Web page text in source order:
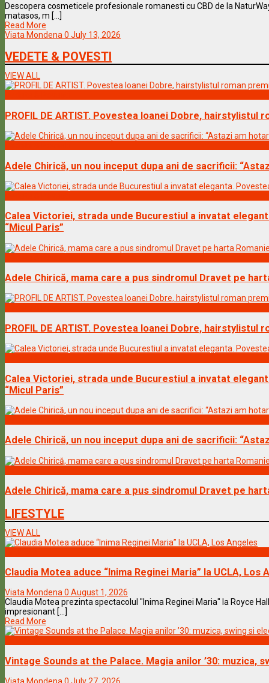
Descopera cosmeticele profesionale romanesti cu CBD de la
matasos, m [...]
Read More
Viata Mondena 0 July 13, 2026
VEDETE & POVESTI
VIEW ALL
PROFIL DE ARTIST. Povestea Ioanei Dobre,
Adele Chirică, un nou inceput dupa ani de sacrificii:
Calea Victoriei, strada unde Bucurestiul a invatat
“Micul Paris”
Adele Chirică, mama care a pus sindromul Dravet pe
PROFIL DE ARTIST. Povestea Ioanei Dobre,
Calea Victoriei, strada unde Bucurestiul a invatat
“Micul Paris”
Adele Chirică, un nou inceput dupa ani de sacrificii:
Adele Chirică, mama care a pus sindromul Dravet pe
LIFESTYLE
VIEW ALL
Claudia Motea aduce “Inima Reginei Maria” la UCLA, Los
Viata Mondena0 August 1, 2026
Claudia Motea prezinta spectacolul "Inima Reginei Maria" la Royce
impresionant [...]
Read More
Vintage Sounds at the Palace. Magia anilor ’30: muzica,